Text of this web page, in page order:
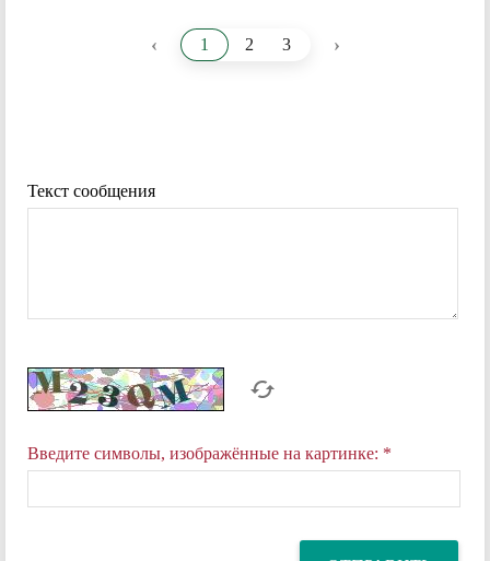
‹ 1 2 3 ›
Текст сообщения
Введите символы, изображённые на картинке: *